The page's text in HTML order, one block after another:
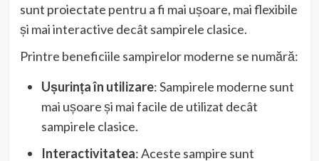
sunt proiectate pentru a fi mai ușoare, mai flexibile
și mai interactive decât sampirele clasice.
Printre beneficiile sampirelor moderne se numără:
Ușurința în utilizare: Sampirele moderne sunt
mai ușoare și mai facile de utilizat decât
sampirele clasice.
Interactivitatea: Aceste sampire sunt